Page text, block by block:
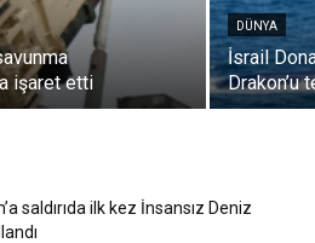
işaret etti
DÜNYA
İsrail
Drakon’u
saldırıda ilk kez İnsansız Deniz